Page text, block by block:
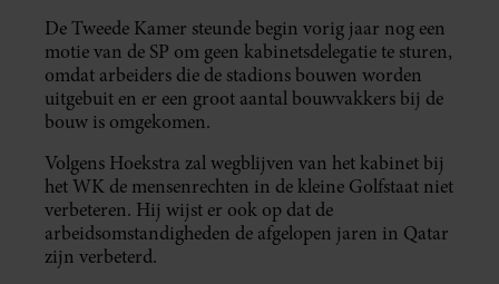
De Tweede Kamer steunde begin vorig jaar nog een
motie van de SP om geen kabinetsdelegatie te sturen,
omdat arbeiders die de stadions bouwen worden
uitgebuit en er een groot aantal bouwvakkers bij de
bouw is omgekomen.
Volgens Hoekstra zal wegblijven van het kabinet bij
het WK de mensenrechten in de kleine Golfstaat niet
verbeteren. Hij wijst er ook op dat de
arbeidsomstandigheden de afgelopen jaren in Qatar
zijn verbeterd.